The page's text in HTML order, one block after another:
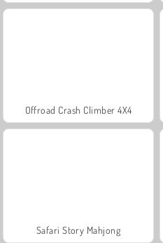
Offroad Crash Climber 4X4
Safari Story Mahjong